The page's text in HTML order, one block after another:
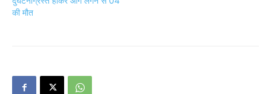
की मौत